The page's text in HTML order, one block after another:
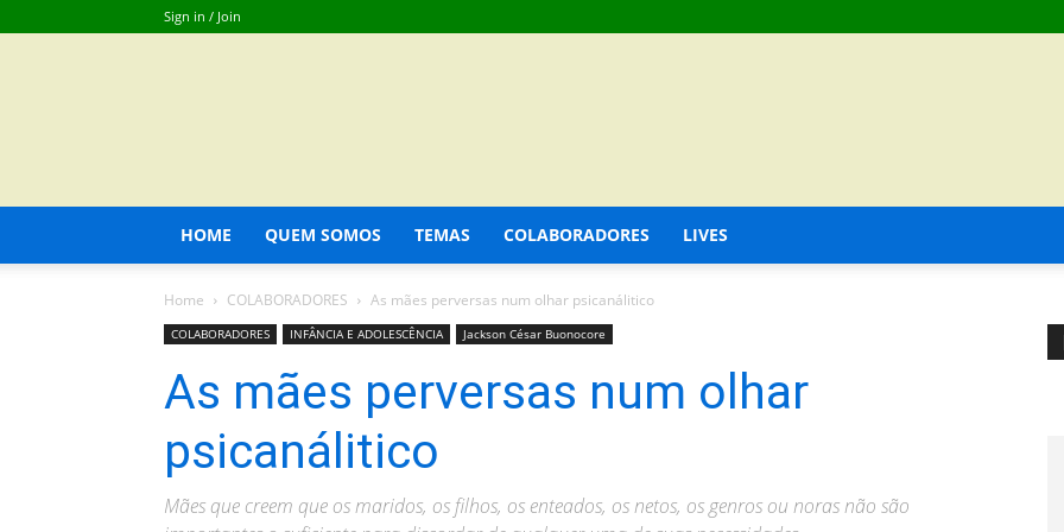
Sign in / Join
HOME QUEM SOMOS TEMAS COLABORADORES LIVES
Home COLABORADORES As mães perversas num olhar psicanálitico
COLABORADORES INFÂNCIA E ADOLESCÊNCIA Jackson César Buonocore
As mães perversas num olhar
psicanálitico
Mães que creem que os maridos, os filhos, os enteados, os netos, os genros ou noras não são